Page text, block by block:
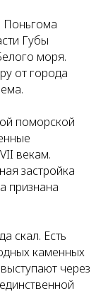
Поньгома
Губы
моря.
от города
поморской
векам.
застройка
признана
скал. Есть
каменных
через